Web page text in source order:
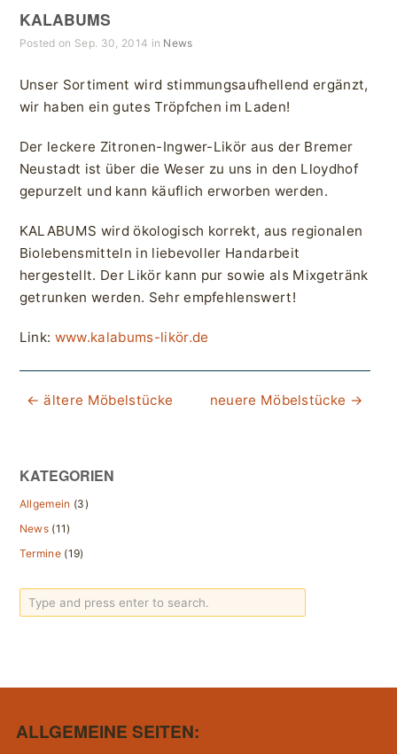
KALABUMS
Posted on Sep. 30, 2014 in News
Unser Sortiment wird stimmungsaufhellend ergänzt,
wir haben ein gutes Tröpfchen im Laden!
Der leckere Zitronen-Ingwer-Likör aus der Bremer
Neustadt ist über die Weser zu uns in den Lloydhof
gepurzelt und kann käuflich erworben werden.
KALABUMS wird ökologisch korrekt, aus regionalen
Biolebensmitteln in liebevoller Handarbeit
hergestellt. Der Likör kann pur sowie als Mixgetränk
getrunken werden. Sehr empfehlenswert!
Link: www.kalabums-likör.de
← ältere Möbelstücke neuere Möbelstücke →
KATEGORIEN
Allgemein (3)
News (11)
Termine (19)
ALLGEMEINE SEITEN: